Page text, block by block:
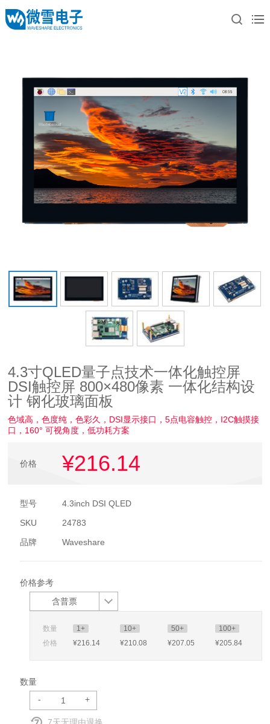
4.3寸QLED量子点技术一体化触控屏
DSI触控屏 800×480像素 一体化结构设
计 钢化玻璃面板
色域高，色度纯，色彩久，DSI显示接口，5点电容触控，I2C触摸接
口，160° 可视角度，低功耗方案
价格 ¥216.14
型号
4.3inch DSI QLED
SKU
24783
品牌
Waveshare
价格参考
含普票
数量 1+ 10+ 50+
100+
价格
¥216.14 ¥210.08 ¥207.05 ¥205.84
数量
-
+